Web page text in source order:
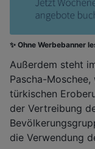
✨ Ohne Werbebanner
Außerdem steht
Pascha-
türkischen
der Vertreibung
die Verwendung